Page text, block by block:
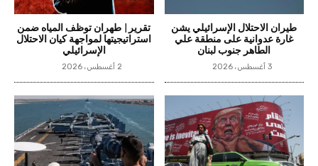
طيران الاحتلال الإسرائيلي يشن
غارة عدوانية على منطقة علي
الطاهر جنوب لبنان
3 أغسطس، 2026
تقرير| طهران توظف المياه ضمن
استراتيجيتها لمواجهة كيان الاحتلال
الإسرائيلي
2 أغسطس، 2026